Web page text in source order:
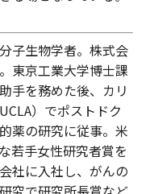
子生物学者。株式会
東京工業大学博士課
手を務めた後、カリ
）でポストドク
薬の研究に従事。米
若手女性研究者賞を
社に入社し、がんの